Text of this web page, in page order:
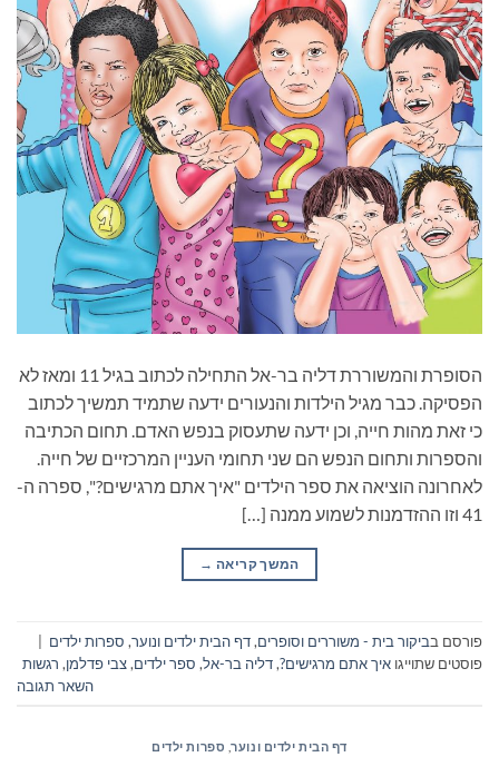
הסופרת והמשוררת דליה בר-אל התחילה לכתוב בגיל 11 ומאז לא
הפסיקה. כבר מגיל הילדות והנעורים ידעה שתמיד תמשיך לכתוב
כי זאת מהות חייה, וכן ידעה שתעסוק בנפש האדם. תחום הכתיבה
והספרות ותחום הנפש הם שני תחומי העניין המרכזיים של חייה.
לאחרונה הוציאה את ספר הילדים "איך אתם מרגישים?", ספרה ה-
41 וזו ההזדמנות לשמוע ממנה […]
המשך קריאה →
פורסם בביקור בית - משוררים וסופרים,דף הבית ילדים ונוער, ספרות ילדים
פוסטים שתוייגו איך אתם מרגישים?,דליה בר-אל, ספר ילדים,צבי פדלמן, רגשות
השאר תגובה
דף הבית ילדים ונוער, ספרות ילדים